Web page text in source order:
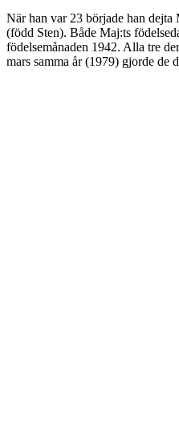
När han var 23 började han
(född Sten). Både Maj:ts
födelsemånaden 1942. Alla tre
mars samma år (1979) gjorde de